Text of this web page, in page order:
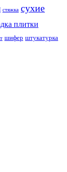
стяжка сухие
плитки
шифер штукатурка